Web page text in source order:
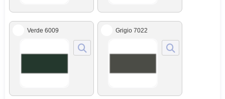
Verde 6009 Grigio 7022